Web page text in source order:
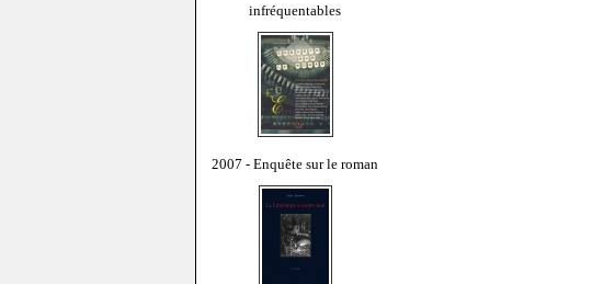
infréquentables
2007 - Enquête sur le roman